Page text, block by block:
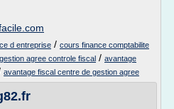
d entreprise / cours finance comptabilite
agree controle fiscal / avantage
avantage fiscal centre de gestion agree